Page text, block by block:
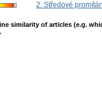
2. Středové
similarity of articles (e.g.